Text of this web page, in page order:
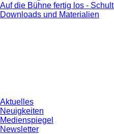
Auf die Bühne fertig los -
Downloads und Materialien
Aktuelles
Neuigkeiten
Medienspiegel
Newsletter